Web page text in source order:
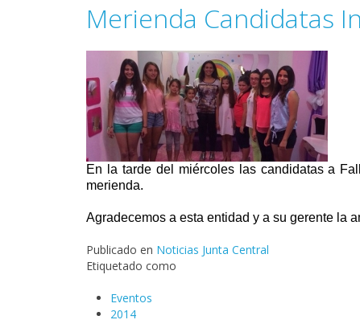
Merienda Candidatas
En la tarde del miércoles las candidatas a
merienda.
Agradecemos a esta entidad y a su gerente la
Publicado en Noticias Junta Central
Etiquetado como
Eventos
2014